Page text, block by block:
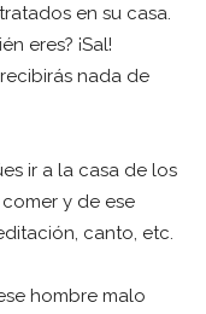
en su casa.
eres? ¡Sal!
nada de
ir a la casa de los
y de ese
canto, etc.
hombre malo